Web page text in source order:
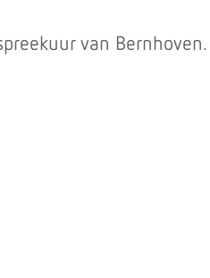
van Bernhoven.